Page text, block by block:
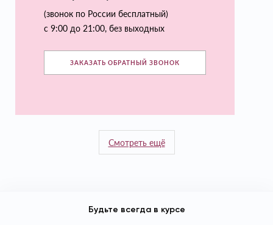
(звонок по России бесплатный)
с 9:00 до 21:00, без выходных
ЗАКАЗАТЬ ОБРАТНЫЙ ЗВОНОК
Смотреть ещё
Будьте всегда в курсе